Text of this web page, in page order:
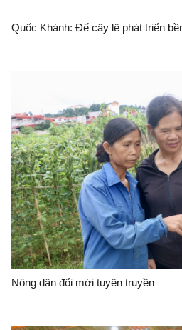
Quốc Khánh: Để cây lê phát triển
Nông dân đổi mới tuyên truyền